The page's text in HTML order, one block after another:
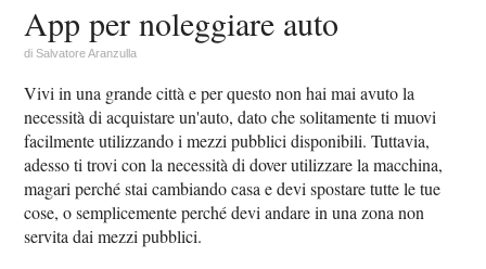
App per noleggiare auto
diSalvatore Aranzulla
Vivi in una grande città e per questo non hai mai avuto la
necessità di acquistare un'auto, dato che solitamente ti muovi
facilmente utilizzando i mezzi pubblici disponibili. Tuttavia,
adesso ti trovi con la necessità di dover utilizzare la macchina,
magari perché stai cambiando casa e devi spostare tutte le tue
cose, o semplicemente perché devi andare in una zona non
servita dai mezzi pubblici.